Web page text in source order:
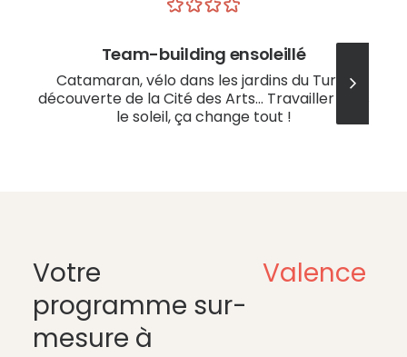
Team-building ensoleillé
Catamaran, vélo dans les jardins du Turia,
découverte de la Cité des Arts… Travailler sous
le soleil, ça change tout !
Votre
programme sur-
mesure à
Valence